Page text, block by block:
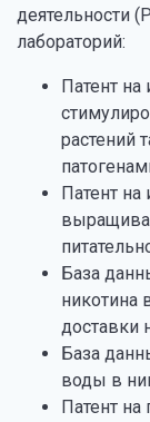
деятельности
лабораторий:
Патент
растений
Патент
База
никотина
доставки
База
воды в
Патент